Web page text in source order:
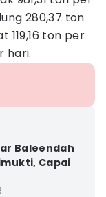
280,37 ton
119,16 ton per
hari.
Baleendah
Capai